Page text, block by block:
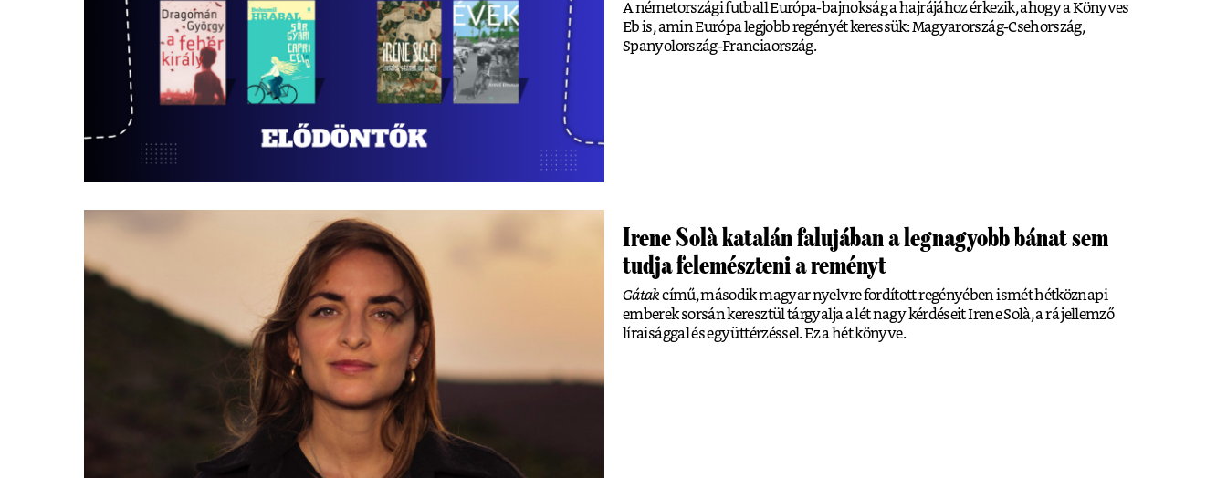
A németországi futball Európa-bajnokság a hajrájához érkezik, ahogy a Könyves
Eb is, amin Európa legjobb regényét keressük: Magyarország-Csehország,
Spanyolország-Franciaország.
Irene Solà katalán falujában a legnagyobb bánat sem
tudja felemészteni a reményt
Gátakcímű, második magyar nyelvre fordított regényében ismét hétköznapi
emberek sorsán keresztül tárgyalja a lét nagy kérdéseit Irene Solà, a rá jellemző
líraisággal és együttérzéssel. Ez a hét könyve.